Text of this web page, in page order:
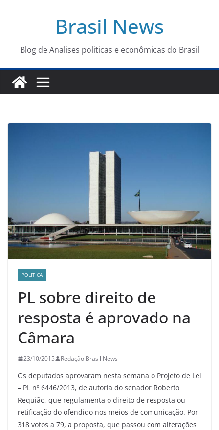
conteúdo
Brasil News
Blog de Analises politicas e econômicas do Brasil
POLITICA
PL sobre direito de
resposta é aprovado na
Câmara
23/10/2015 Redação Brasil News
Os deputados aprovaram nesta semana o Projeto de Lei
– PL nº 6446/2013, de autoria do senador Roberto
Requião, que regulamenta o direito de resposta ou
retificação do ofendido nos meios de comunicação. Por
318 votos a 79, a proposta, que passou com alterações